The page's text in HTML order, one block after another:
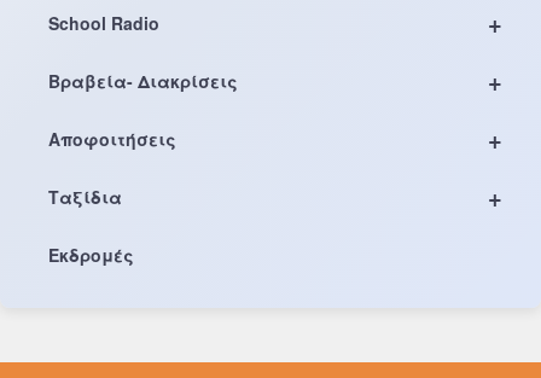
+
School Radio
+
Βραβεία- Διακρίσεις
+
Αποφοιτήσεις
+
Ταξίδια
Εκδρομές